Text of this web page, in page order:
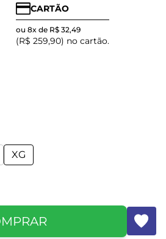
CARTÃO
ou 8x de R$ 32,49
(R$ 259,90) no cartão.
XG